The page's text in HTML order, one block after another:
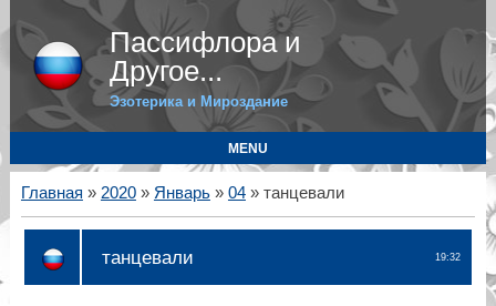
Пассифлора и
Другое...
Эзотерика и Мироздание
MENU
Главная » 2020 » Январь » 04» танцевали
19:32
танцевали